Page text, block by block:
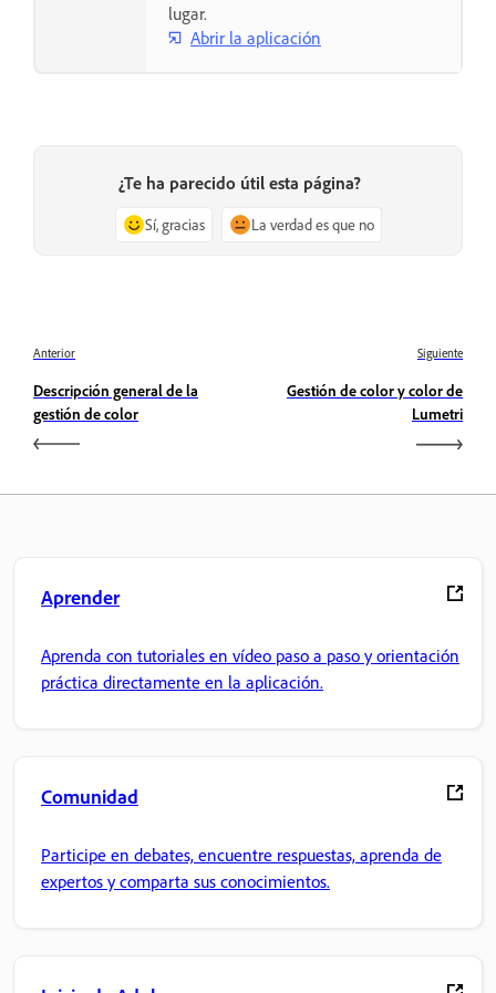
lugar.
Abrir la aplicación
¿Te ha parecido útil esta página?
Sí, gracias La verdad es que no
Anterior
Descripción general de la
gestión de color
Siguiente
Gestión de color y color de
Lumetri
Aprender
Aprenda con tutoriales en vídeo paso a paso y orientación
práctica directamente en la aplicación.
Comunidad
Participe en debates, encuentre respuestas, aprenda de
expertos y comparta sus conocimientos.